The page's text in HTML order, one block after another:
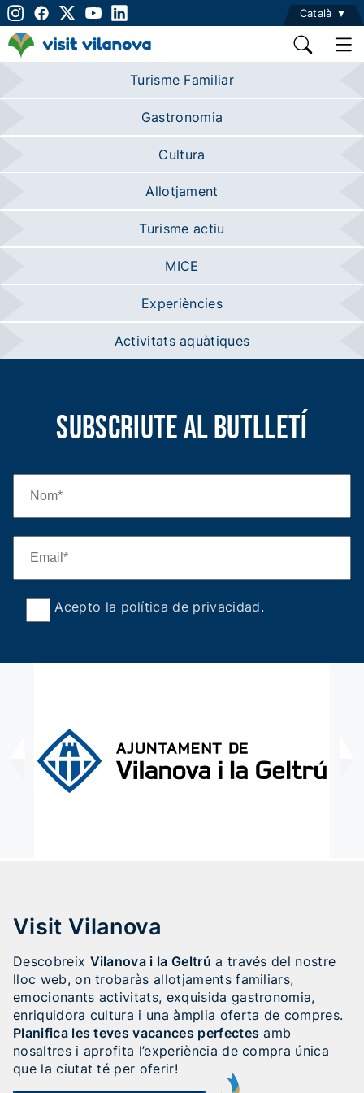
Català
Turisme Familiar
Gastronomia
Cultura
Allotjament
Turisme actiu
MICE
Experiències
Activitats aquàtiques
Subscriute al butlletí
Acepto la política de privacidad.
Visit Vilanova
Descobreix Vilanova i la Geltrú a través del nostre
lloc web, on trobaràs allotjaments familiars,
emocionants activitats, exquisida gastronomia,
enriquidora cultura i una àmplia oferta de compres.
Planifica les teves vacances perfectes amb
nosaltres i aprofita l’experiència de compra única
que la ciutat té per oferir!